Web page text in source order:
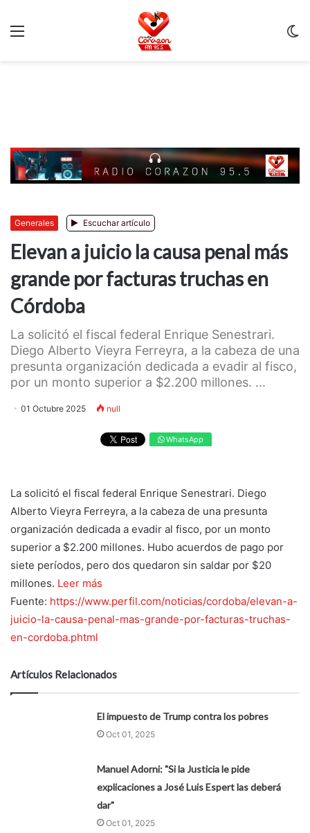
Generales Escuchar artículo
Elevan a juicio la causa penal más
grande por facturas truchas en
Córdoba
La solicitó el fiscal federal Enrique Senestrari.
Diego Alberto Vieyra Ferreyra, a la cabeza de una
presunta organización dedicada a evadir al fisco,
por un monto superior a $2.200 millones. ...
01 Octubre 2025 null
WhatsApp
La solicitó el fiscal federal Enrique Senestrari. Diego
Alberto Vieyra Ferreyra, a la cabeza de una presunta
organización dedicada a evadir al fisco, por un monto
superior a $2.200 millones. Hubo acuerdos de pago por
siete períodos, pero dos quedaron sin saldar por $20
millones. Leer más
Fuente: https://www.perfil.com/noticias/cordoba/elevan-a-
juicio-la-causa-penal-mas-grande-por-facturas-truchas-
en-cordoba.phtml
Artículos Relacionados
El impuesto de Trump contra los pobres
Oct 01, 2025
Manuel Adorni: "Si la Justicia le pide
explicaciones a José Luis Espert las deberá
dar"
Oct 01, 2025